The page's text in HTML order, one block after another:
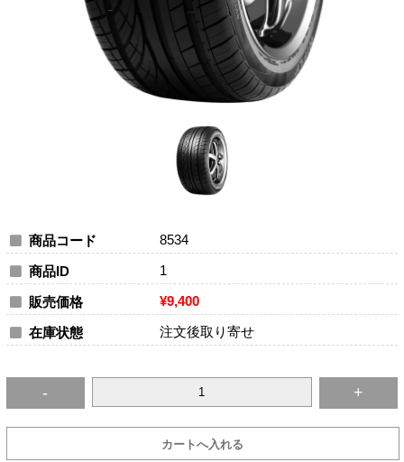
商品コード 8534
商品ID 1
販売価格 ¥9,400
在庫状態 注文後取り寄せ